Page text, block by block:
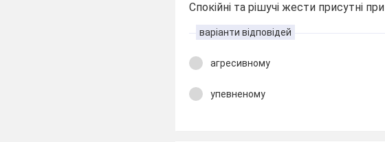
Спокійні та рішучі жести присутні при
варіанти відповідей
агресивному
упевненому